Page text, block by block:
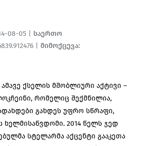
08-05
საერთო
მიმოქცევა:
ქსელის მშობლიური აქტივი –
რომელიც შექმნილია,
გახდეს უფრო სწრაფი,
ხელმისაწვდომი. 2014 წელს ჯედ
სტელარმა აქცენტი გააკეთა